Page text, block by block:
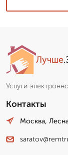
Лучше
Услуги
Контакты
Москва,